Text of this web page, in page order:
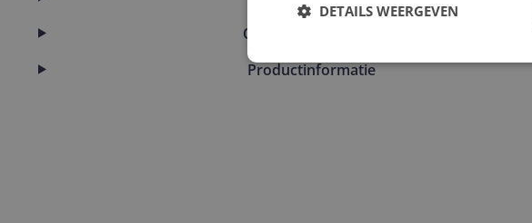
Overige kenmerken
Productinformatie
DETAILS WEERGEVEN